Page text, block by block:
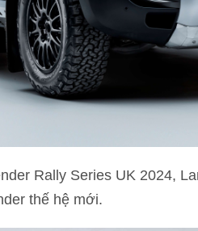
Rally Series UK 2024,
thế hệ mới.